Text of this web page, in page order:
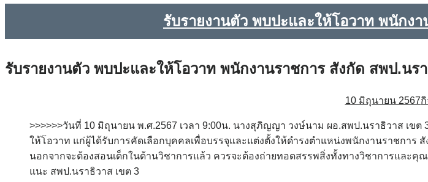
รับรายงานตัว พบปะและให้โอวาท พนักง
รับรายงานตัว พบปะและให้โอวาท พนักงานราชการ สังกัด สพป.นร
10 มิถุนายน 2567
>>>>>>วันที่ 10 มิถุนายน พ.ศ.2567 เวลา 9:00น. นางสุภิญญา วงษ์นาม ผอ.สพป.นราธิวาส เข
ให้โอวาท แก่ผู้ได้รับการคัดเลือกบุคคลเพื่อบรรจุและแต่งตั้งให้ดำรงตำแหน่งพนักงานราชการ
นอกจากจะต้องสอนเด็กในด้านวิชาการแล้ว ควรจะต้องถ่ายทอดสรรพสิ่งทั้งทางวิชาการและ
แนะ สพป.นราธิวาส เขต 3